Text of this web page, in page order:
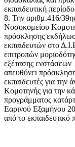
εκπαιδευτική
8. Την αριθμ.416/
Νοσοκομείου
πρόσκλησης
εκπαιδευτών στο
επιτροπών
εξέτασης ενστάσεων
απευθύνει
εκπαιδευτές για
Κομοτηνής για την
προγράμματος
Εαρινού Εξαμήνου
από το εκπαιδευτικό